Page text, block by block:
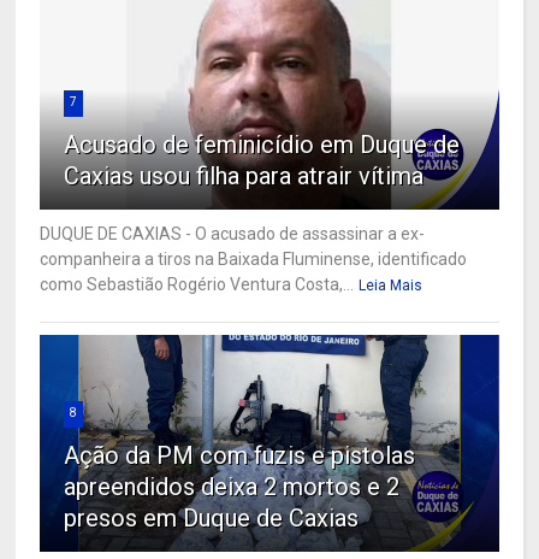
7
Acusado de feminicídio em Duque de
Caxias usou filha para atrair vítima
DUQUE DE CAXIAS - O acusado de assassinar a ex-
companheira a tiros na Baixada Fluminense, identificado
como Sebastião Rogério Ventura Costa,...
Leia Mais
8
Ação da PM com fuzis e pistolas
apreendidos deixa 2 mortos e 2
presos em Duque de Caxias